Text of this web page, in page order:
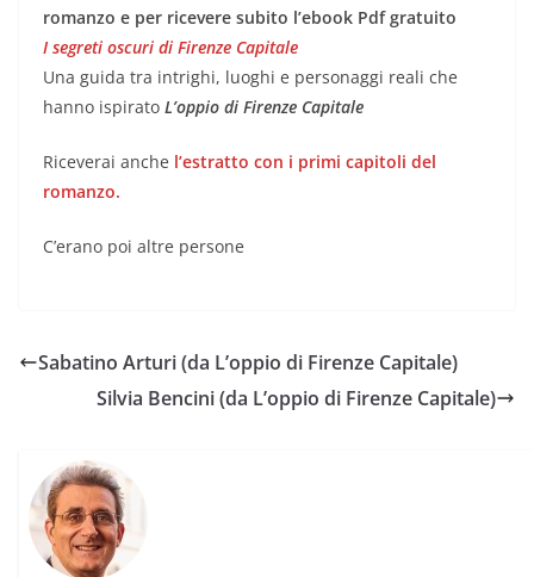
romanzo e per ricevere subito l’ebook Pdf gratuito
I segreti oscuri di Firenze Capitale
Una guida tra intrighi, luoghi e personaggi reali che
hanno ispirato L’oppio di Firenze Capitale
Riceverai anche l’estratto con i primi capitoli del
romanzo.
C’erano poi altre persone
Sabatino Arturi (da L’oppio di Firenze Capitale)
Silvia Bencini (da L’oppio di Firenze Capitale)